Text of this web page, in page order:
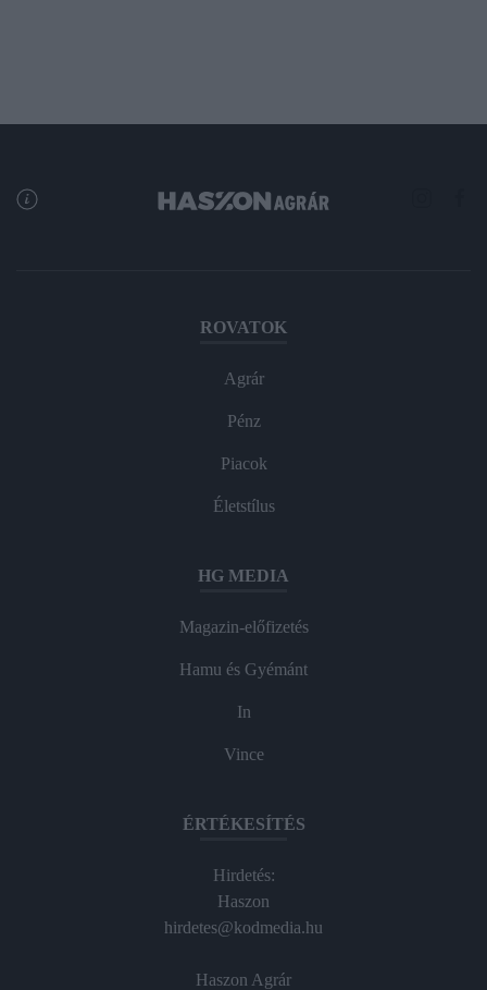
ROVATOK
Agrár
Pénz
Piacok
Életstílus
HG MEDIA
Magazin-előfizetés
Hamu és Gyémánt
In
Vince
ÉRTÉKESÍTÉS
Hirdetés:
Haszon
hirdetes@kodmedia.hu
Haszon Agrár